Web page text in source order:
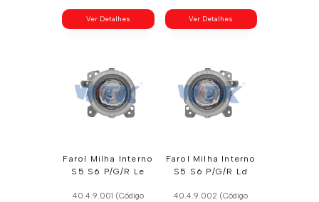
Ver Detalhes Ver Detalhes
Farol Milha Interno
S5 S6 P/G/R Le
40.4.9.001 (Código
Farol Milha Interno
S5 S6 P/G/R Ld
40.4.9.002 (Código